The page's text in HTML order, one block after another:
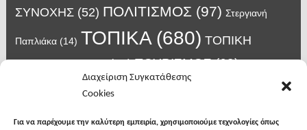
Διαχείριση Συγκατάθεσης
Cookies
Για να παρέχουμε την καλύτερη εμπειρία, χρησιμοποιούμε τεχνολογίες όπως
ΣΥΝΟΧΗΣ(52) ΠΟΛΙΤΙΣΜΟΣ (97) Στεργιανή
Παπλιάκα(14) ΤΟΠΙΚΑ(680) ΤΟΠΙΚΗ
ΑΥΤΟΔΙΟΙΚΗΣΗ(45) ΤΟΥΡΙΣΜΟΣ(63)
(14) Χατζηβασιλειου
κρούσματα κορονοϊού(18) λαϊκή Νιγρίτας(13) νοσοκομείο Σερρών